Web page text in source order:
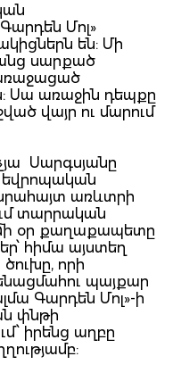
Մոլ»
են: Մի
սարքած
Սա առաջին դեպքը
վայր ու մարում
Սարգսյանը
եվրոպական
առևտրի
տարրական
մի օր քաղաքապետը
հիմա այստեղ
ծուխը, որի
պայքար
Գարդեն Մոլ»-ի
փնթի
իրենց աղբը